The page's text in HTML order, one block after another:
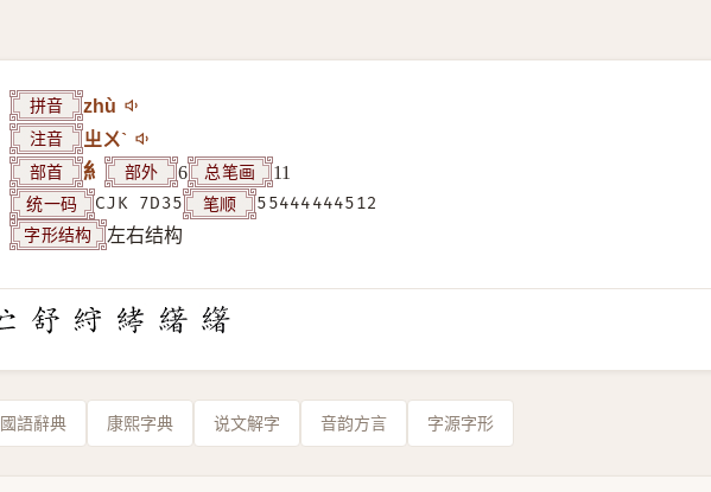
拼音 zhù
注音 ㄓㄨˋ
部首 糹 部外 6 总笔画 11
统一码 CJK 7D35 笔顺 55444444512
字形结构 左右结构
國語辭典 康熙字典 说文解字 音韵方言 字源字形